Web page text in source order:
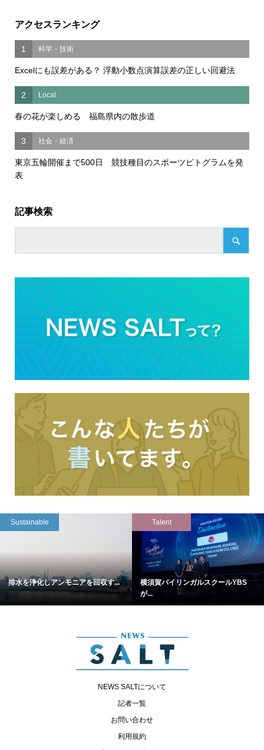
アクセスランキング
1 科学・技術
Excelにも誤差がある？ 浮動小数点演算誤差の正しい回避法
2 Local
春の花が楽しめる 福島県内の散歩道
3 社会・経済
東京五輪開催まで500日 競技種目のスポーツピトグラムを発
表
記事検索
Sustainable
排水を浄化しアンモニアを回収す...
Talent
横須賀バイリンガルスクールYBS
が...
NEWS SALTについて
記者一覧
お問い合わせ
利用規約